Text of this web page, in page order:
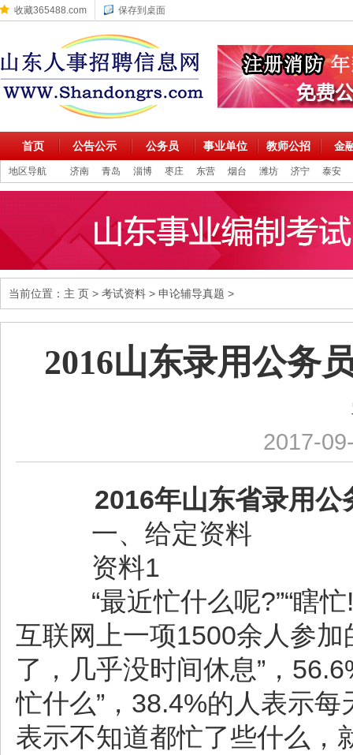
收藏365488.com 保存到桌面
首页 公告公示 公务员 事业单位 教师公招 金
地区导航 济南 青岛 淄博 枣庄 东营 烟台 潍坊 济宁 泰安
当前位置： 主 页 > 考试资料 > 申论辅导真题 >
2016山东录用公务
2017-
2016年山东省录用
一、给定资料
资料1
“最近忙什么呢?”“瞎忙
互联网上一项1500余人参
了，几乎没时间休息”，
忙什么”，38.4%的人表示
表示不知道都忙了些什么，